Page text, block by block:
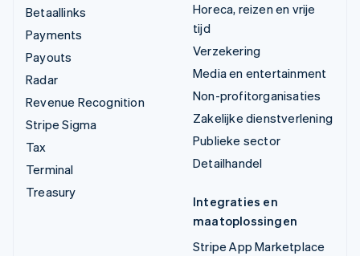
Betaallinks
Payments
Payouts
Radar
Revenue Recognition
Stripe Sigma
Tax
Terminal
Treasury
Horeca, reizen en vrije
tijd
Verzekering
Media en entertainment
Non-profitorganisaties
Zakelijke dienstverlening
Publieke sector
Detailhandel
Integraties en
maatoplossingen
Stripe App Marketplace